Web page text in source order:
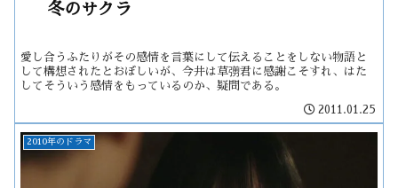
冬のサクラ
愛し合うふたりがその感情を言葉にして伝えることをしない物語と
して構想されたとおぼしいが、今井は草彅君に感謝こそすれ、はた
してそういう感情をもっているのか、疑問である。
2011.01.25
2010年のドラマ